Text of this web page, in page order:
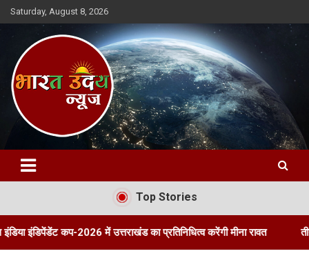
Skip
to
Saturday, August 8, 2026
Bharat Uday News
Top Stories
2026 में उत्तराखंड का प्रतिनिधित्व करेंगी मीना रावत तीन दिवसीय